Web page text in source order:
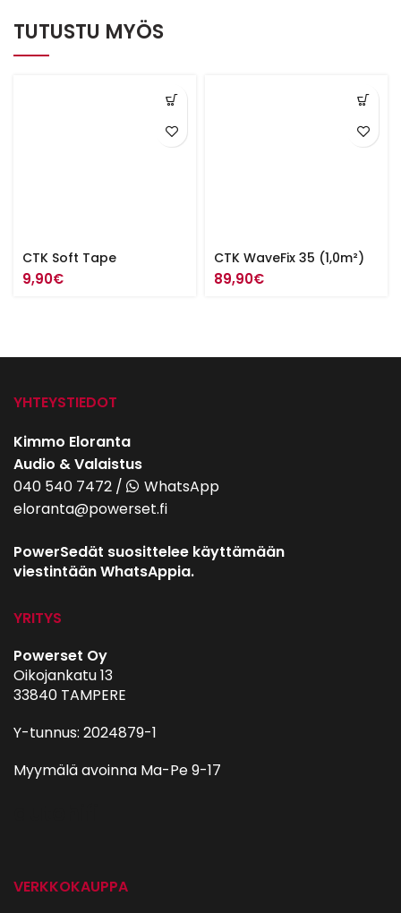
TUTUSTU MYÖS
CTK Soft Tape
9,90€
CTK WaveFix 35 (1,0m²)
89,90€
YHTEYSTIEDOT
Kimmo Eloranta
Audio & Valaistus
040 540 7472 /
WhatsApp
eloranta@powerset.fi
PowerSedät suosittelee käyttämään
viestintään WhatsAppia.
YRITYS
Powerset Oy
Oikojankatu 13
33840 TAMPERE
Y-tunnus: 2024879-1
Myymälä avoinna Ma-Pe 9-17
VERKKOKAUPPA